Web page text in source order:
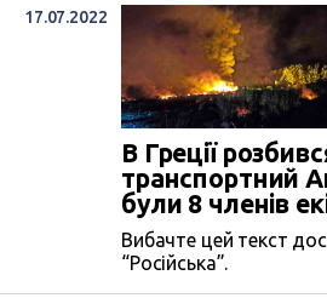
17.07.2022
В Греції
транспортний
були 8 членів
Вибачте цей текст
“Російська”.